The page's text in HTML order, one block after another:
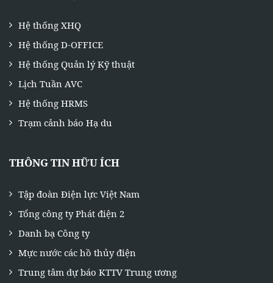
Hệ thống XHQ
Hệ thống D-OFFICE
Hệ thống Quản lý Kỹ thuật
Lịch Tuần AVC
Hệ thống HRMS
Trạm cảnh báo Hạ du
THÔNG TIN HỮU ÍCH
Tập đoàn Điện lực Việt Nam
Tổng công ty Phát điện 2
Danh bạ Công ty
Mực nước các hồ thủy điện
Trung tâm dự báo KTTV Trung ương